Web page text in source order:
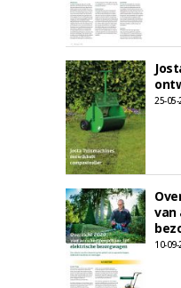
25-
van
10-